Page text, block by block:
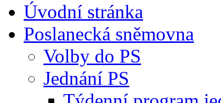
Úvodní stránka
Poslanecká sněmovna
Volby do PS
Jednání PS